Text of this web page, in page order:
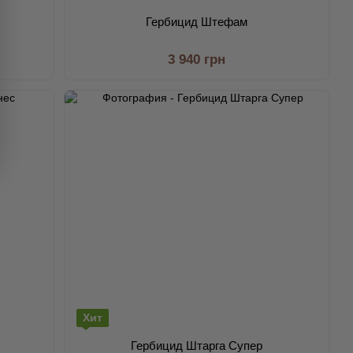
Гербицид Штефам
3 940 грн
Хит
Гербицид Штарга Супер